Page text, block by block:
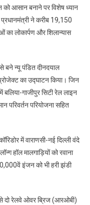
को आसान बनाने पर विशेष ध्यान
ने करीब 19,150
का लोकार्पण और शिलान्यास
बने न्यू पंडित दीनदयाल
का उद्घाटन किया। जिन
गाजीपुर सिटी रेल लाइन
परिवर्तन परियोजना सहित
में वाराणसी-नई दिल्ली वंदे
हॉल मालगाड़ियों को रवाना
10,000वें इंजन को भी हरी झंडी
दो रेलवे ओवर ब्रिज (आरओबी)